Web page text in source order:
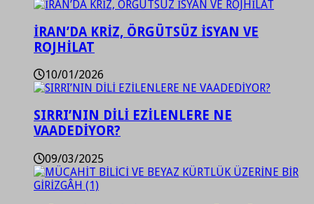
İRAN’DA KRİZ, ÖRGÜTSÜZ İSYAN VE
ROJHİLAT
10/01/2026
SIRRI’NIN DİLİ EZİLENLERE NE
VAADEDİYOR?
09/03/2025